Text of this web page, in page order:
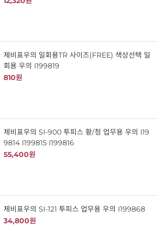
제비표우의 일회용TR 사이즈(FREE) 색상선택 일
회용 우의 I199819
810원
제비표우의 SI-900 투피스 황/청 업무용 우의 I19
9814 I199815 I199816
55,400원
제비표우의 SI-121 투피스 업무용 우의 I199868
34,800원